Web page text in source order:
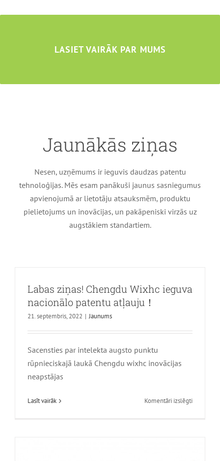
LASIET VAIRĀK PAR MUMS
Jaunākās ziņas
Nesen, uzņēmums ir ieguvis daudzas patentu
tehnoloģijas. Mēs esam panākuši jaunus sasniegumus
apvienojumā ar lietotāju atsauksmēm, produktu
pielietojums un inovācijas, un pakāpeniski virzās uz
augstākiem standartiem.
Labas ziņas! Chengdu Wixhc ieguva
nacionālo patentu atļauju！
21. septembris, 2022 | Jaunums
Sacensties par intelekta augsto punktu
rūpnieciskajā laukā Chengdu wixhc inovācijas
neapstājas
Lasīt vairāk Komentāri izslēgtiuz
Oficiālais paziņojums 丨 Chengdu
Wixhc Technology Co., Ltd. Pārvietots